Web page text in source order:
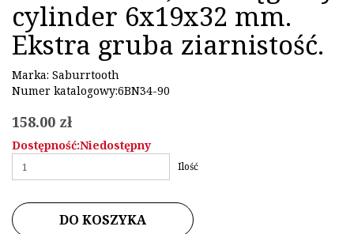
cylinder 6x19x32 mm.
Ekstra gruba ziarnistość.
Marka: Saburrtooth
Numer katalogowy:6BN34-90
158.00 zł
Dostępność:Niedostępny
Ilość
DO KOSZYKA